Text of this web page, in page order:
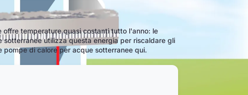
temperature quasi costanti tutto l'anno: le
utilizza questa energia per riscaldare gli
di calore per acque sotterranee qui.